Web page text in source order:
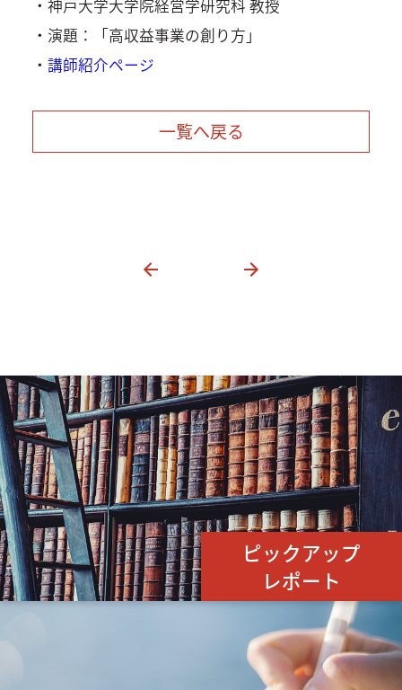
・神戸大学大学院経営学研究科 教授
・演題：「高収益事業の創り方」
・ 講師紹介ページ
一覧へ戻る
ピックアップ
レポート